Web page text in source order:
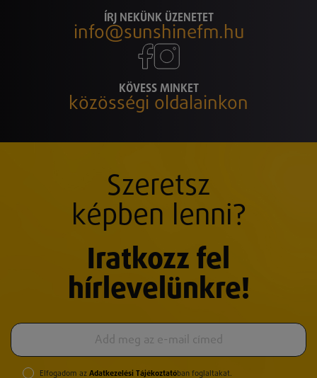
ÍRJ NEKÜNK ÜZENETET
info@sunshinefm.hu
KÖVESS MINKET
közösségi oldalainkon
Szeretsz
képben lenni?
Iratkozz fel
hírlevelünkre!
Elfogadom az Adatkezelési Tájékoztatóban foglaltakat.